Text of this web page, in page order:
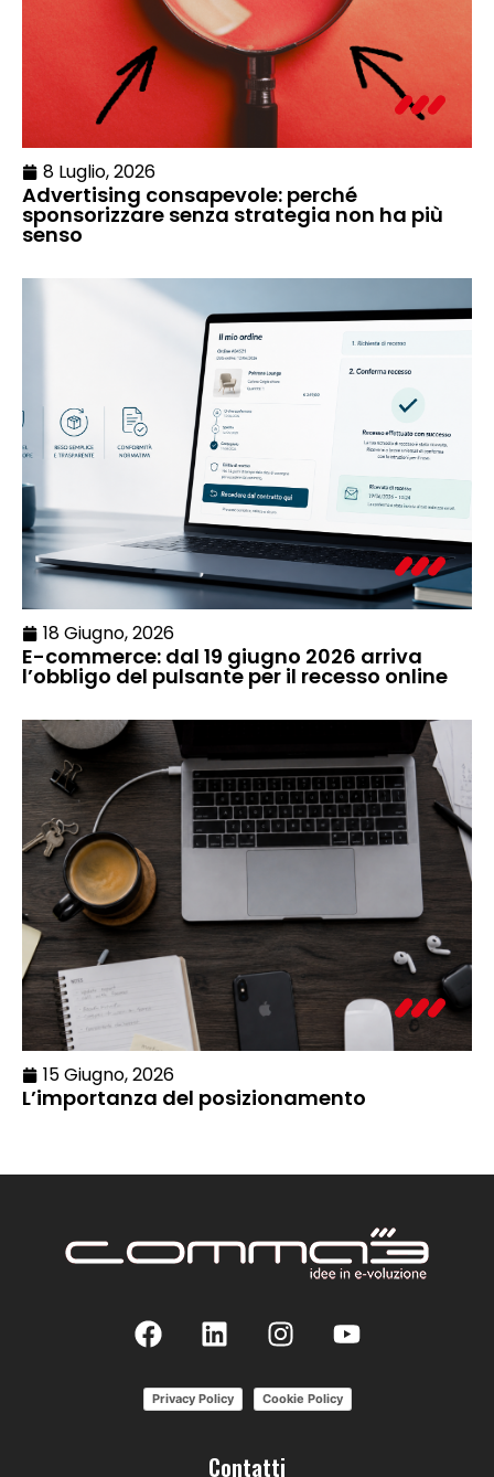
8 Luglio, 2026
Advertising consapevole: perché
sponsorizzare senza strategia non ha più
senso
18 Giugno, 2026
E-commerce: dal 19 giugno 2026 arriva
l’obbligo del pulsante per il recesso online
15 Giugno, 2026
L’importanza del posizionamento
Privacy Policy Cookie Policy
Contatti